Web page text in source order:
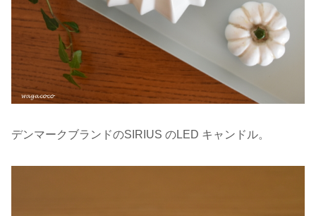
デンマークブランドのSIRIUS のLED キャンドル。